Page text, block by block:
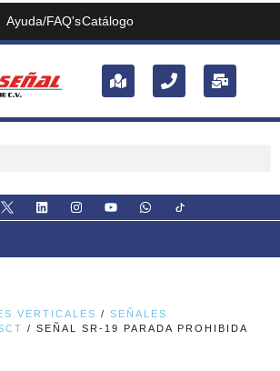
Ayuda/FAQ'sCatálogo
VERTICALES / SEÑALES
/ SEÑAL SR-19 PARADA PROHIBIDA